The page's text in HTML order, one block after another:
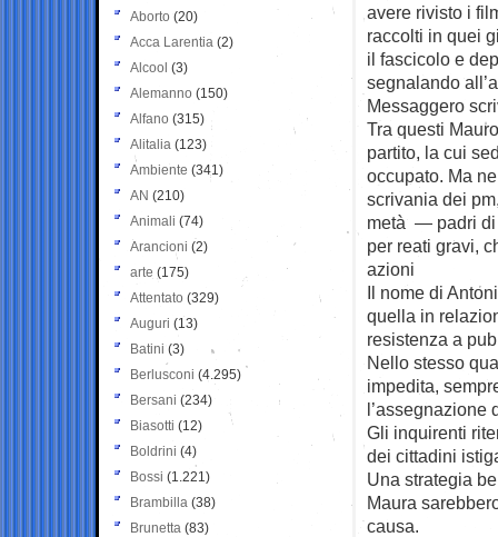
avere rivisto i
raccolti in quei
il fascicolo e
segnalando
Messaggero
Tra questi
partito, la cui
occupato. Ma
scrivania dei
metà — padri di
per reati gravi,
azioni
Il nome di
quella in
resistenza a
Nello stesso
impedita,
l’assegnazione
Gli inquirenti
dei cittadini
Una strategia
Maura
causa.
Aborto (20)
Acca Larentia (2)
Alcool (3)
Alemanno (150)
Alfano (315)
Alitalia (123)
Ambiente (341)
AN (210)
Animali (74)
Arancioni (2)
arte (175)
Attentato (329)
Auguri (13)
Batini (3)
Berlusconi (4.295)
Bersani (234)
Biasotti (12)
Boldrini (4)
Bossi (1.221)
Brambilla (38)
Brunetta (83)